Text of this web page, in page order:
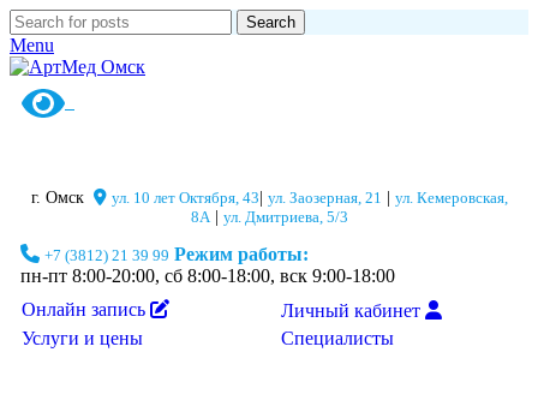
Search
Menu
г. Омск ул. 10 лет Октября, 43 ул. Заозерная, 21
ул. Кемеровская,
8А| ул. Дмитриева, 5/3
+7 (3812) 21 39 99 Режим работы:
пн-пт 8:00-20:00, сб 8:00-18:00, вск 9:00-18:00
Онлайн запись
Услуги и цены
Личный кабинет
Специалисты